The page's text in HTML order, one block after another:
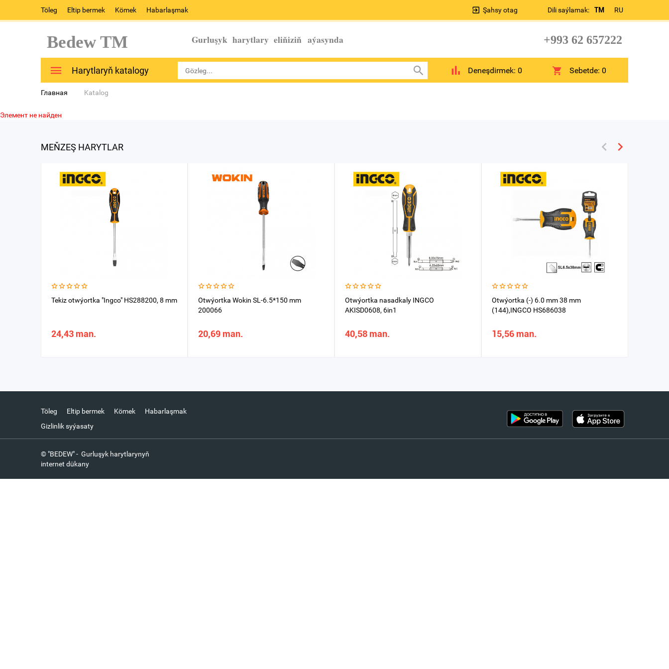
Töleg Eltip bermek Kömek Habarlaşmak Dili saýlamak: TM RU
Şahsy otag
Bedew TM Gurluşyk harytlary eliňiziň aýasynda +993 62 657222
Harytlaryň katalogy Deneşdirmek: 0 Sebetde:0
Главная Katalog
Элемент не найден
MEŇZEŞ HARYTLAR
Tekiz otwýortka "Ingco" HS288200, 8 mm
24,43 man.
Otwýortka Wokin SL-6.5*150 mm
200066
20,69 man.
Otwýortka nasadkaly INGCO
AKISD0608, 6in1
40,58 man.
Otwýortka (-) 6.0 mm 38 mm
(144),INGCO HS686038
15,56 man.
Töleg Eltip bermek Kömek
Habarlaşmak
Gizlinlik syýasaty
© "BEDEW" - Gurluşyk harytlarynyň
internet dükany